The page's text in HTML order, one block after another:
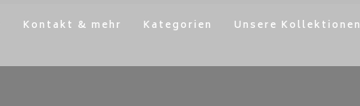
Kontakt & mehr Kategorien Unsere Kollektionen